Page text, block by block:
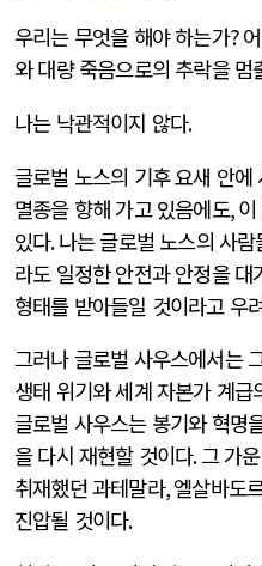
우리는 무엇을 해야 하는가?
와 대량 죽음으로의 추락을 멈
나는 낙관적이지 않다.
글로벌 노스의 기후 요새 안에
멸종을 향해 가고 있음에도,
있다.나는 글로벌 노스의 사람
라도 일정한 안전과 안정을
형태를 받아들일 것이라고 우
그러나 글로벌 사우스에서는
생태 위기와 세계 자본가 계
글로벌 사우스는 봉기와 혁명
을 다시 재현할 것이다.그 가
취재했던 과테말라,엘살바도
진압될 것이다.